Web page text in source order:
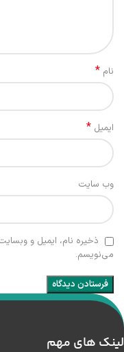
نام *
ایمیل *
وب‌ سایت
ذخیره نام، ایمیل و
می‌نویسم.
لینک های مهم